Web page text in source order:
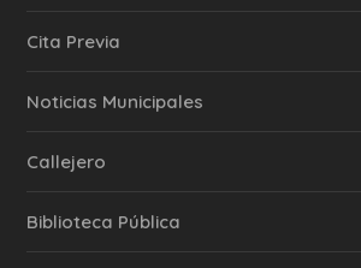
Cita Previa
‎Noticias Municipales
Callejero
Biblioteca Pública